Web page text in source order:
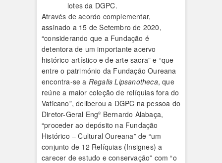
lotes da DGPC.
Através de acordo complementar,
assinado a 15 de Setembro de 2020,
“considerando que a Fundação é
detentora de um importante acervo
histórico-artístico e de arte sacra” e “que
entre o património da Fundação Oureana
encontra-se a Regalis Lipsanotheca, que
reúne a maior coleção de relíquias fora do
Vaticano”, deliberou a DGPC na pessoa do
Diretor-Geral Engº Bernardo Alabaça,
“proceder ao depósito na Fundação
Histórico – Cultural Oureana” de “um
conjunto de 12 Relíquias (Insignes) a
carecer de estudo e conservação” com “o